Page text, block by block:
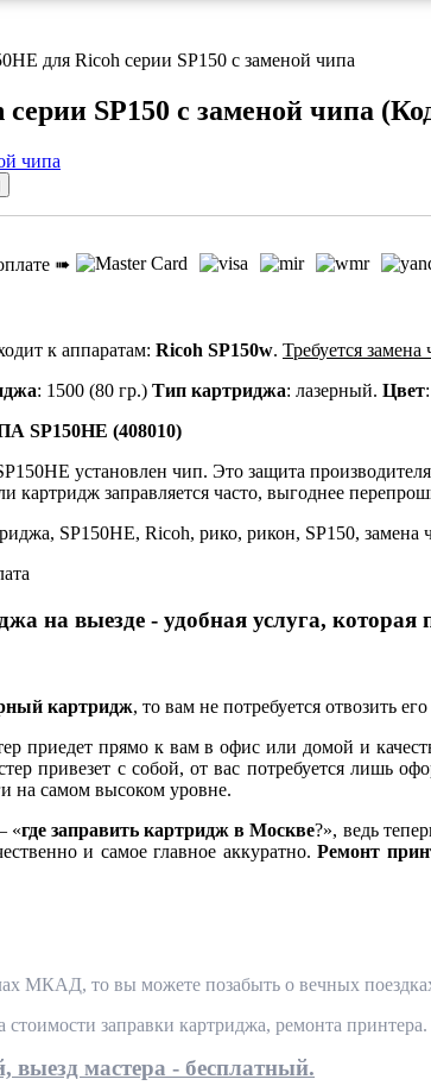
для Ricoh серии SP150 с заменой чипа
SP150 с заменой чипа
➠
к аппаратам: Ricoh SP150w. Требуется замена
: 1500 (80 гр.) Тип картриджа: лазерный. Цвет
(408010)
установлен чип. Это защита
картридж заправляется часто, выгоднее
SP150HE, Ricoh, рико, рикон, SP150, замена
на выезде - удобная услуга, которая
картридж, то вам не потребуется отвозить
приедет прямо к вам в офис или домой и
привезет с собой, от вас потребуется лишь
на самом высоком уровне.
«где заправить картридж в Москве?», ведь
и самое главное аккуратно. Ремонт
МКАД, то вы можете позабыть о вечных
стоимости заправки картриджа, ремонта принтера.
выезд мастера - бесплатный.